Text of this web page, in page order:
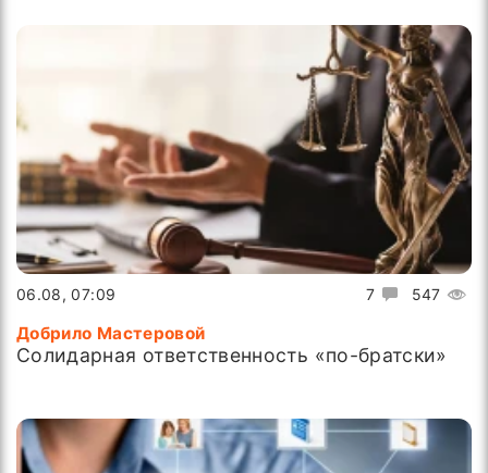
7 547
06.08, 07:09
Добрило Мастеровой
Солидарная ответственность «по-братски»